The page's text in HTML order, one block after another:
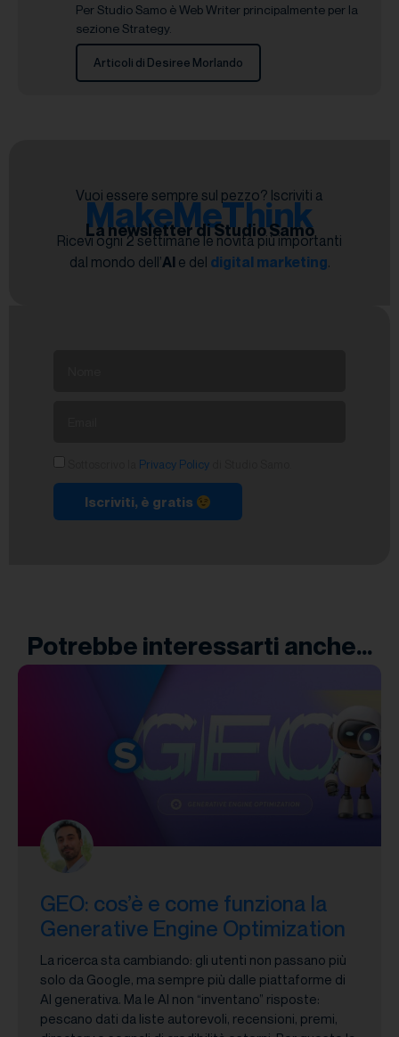
Per Studio Samo è Web Writer principalmente per la
sezione Strategy.
Articoli di Desiree Morlando
Vuoi essere sempre sul pezzo? Iscriviti a
MakeMeThink
La newsletter di Studio Samo
Ricevi ogni 2 settimane le novità più importanti
dal mondo dell’AI e del digital marketing.
Privacy Policy
Iscriviti, è gratis
Potrebbe interessarti anche...
GEO: cos’è e come funziona la
Generative Engine Optimization
La ricerca sta cambiando: gli utenti non passano più
solo da Google, ma sempre più dalle piattaforme di
AI generativa. Ma le AI non “inventano” risposte:
pescano dati da liste autorevoli, recensioni, premi,